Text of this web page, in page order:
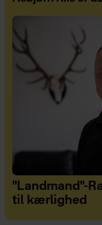
"Landmand"-
til kærlighed